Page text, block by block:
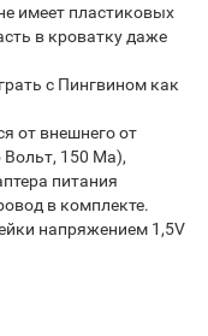
имеет пластиковых
в кроватку даже
с Пингвином как
от внешнего от
Вольт, 150 Ма),
питания
в комплекте.
напряжением 1,5V